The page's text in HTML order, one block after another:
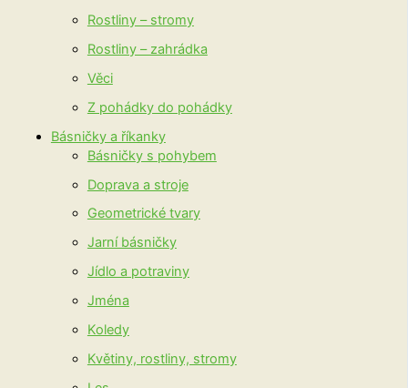
Rostliny – stromy
Rostliny – zahrádka
Věci
Z pohádky do pohádky
Básničky a říkanky
Básničky s pohybem
Doprava a stroje
Geometrické tvary
Jarní básničky
Jídlo a potraviny
Jména
Koledy
Květiny, rostliny, stromy